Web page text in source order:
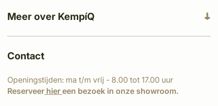
Meer over KempíQ
Contact
Openingstijden: ma t/m vrij - 8.00 tot 17.00 uur
Reserveer hier een bezoek in onze showroom.